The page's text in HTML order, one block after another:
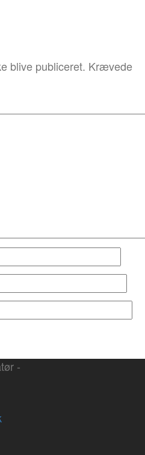
blive publiceret. Krævede
-